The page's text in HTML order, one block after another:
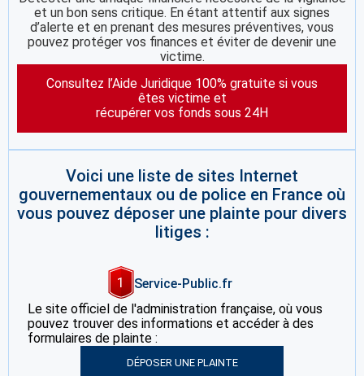
et un bon sens critique. En étant attentif aux signes
d’alerte et en prenant des mesures préventives, vous
pouvez protéger vos finances et éviter de devenir une
victime.
Consultez l’Aide Juridique 100% gratuite si vous
êtes victime et
récupérer vos fonds sous 24H
Voici une liste de sites Internet
gouvernementaux ou de police en France où
vous pouvez déposer une plainte pour divers
litiges :
1
Service-Public.fr
Le site officiel de l'administration française, où vous
pouvez trouver des informations et accéder à des
formulaires de plainte :
DÉPOSER UNE PLAINTE